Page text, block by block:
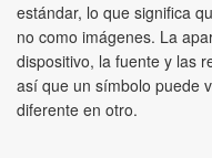
estándar, lo que significa
no como imágenes. La
dispositivo, la fuente y las
así que un símbolo puede
diferente en otro.